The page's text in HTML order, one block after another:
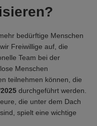
bedürftige Menschen
Freiwillige auf, die
Team bei der
Menschen
teilnehmen können, die
durchgeführt werden.
die unter dem Dach
spielt eine wichtige